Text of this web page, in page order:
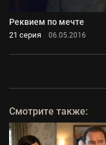
Реквием по мечте
21 серия 06.05.2016
Смотрите также: